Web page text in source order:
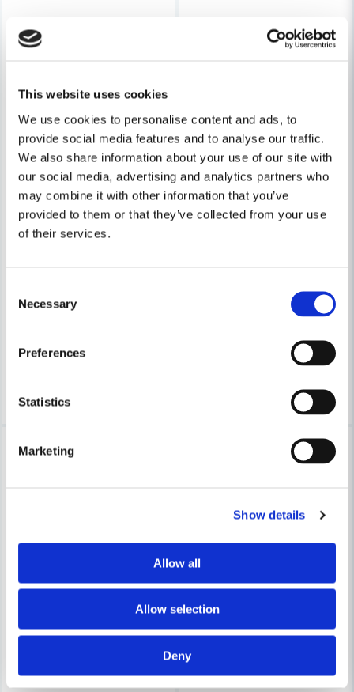
This website uses cookies
We use cookies to personalise content and ads, to
provide social media features and to analyse our traffic.
We also share information about your use of our site with
our social media, advertising and analytics partners who
may combine it with other information that you’ve
provided to them or that they’ve collected from your use
of their services.
Selection
Necessary
Preferences
Statistics
Marketing
Show details
Allow all
Allow selection
Deny
Leveranstid ifrån leverantör ca
3-7 arbetsdagar
Leveranstid ifrån leverantör ca
-7%